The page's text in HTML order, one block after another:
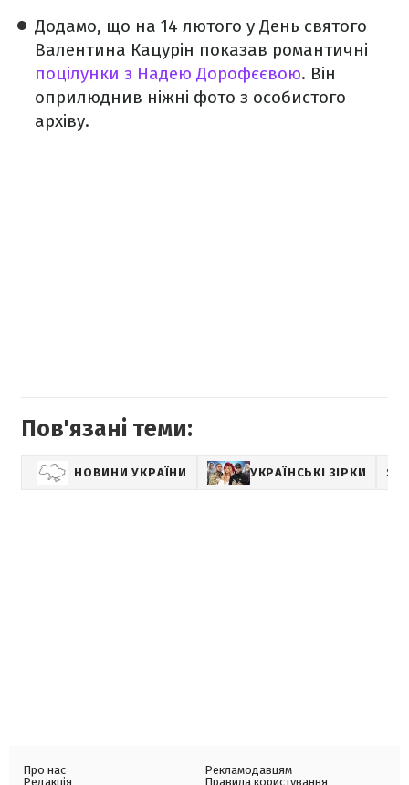
Додамо, що на 14 лютого у День святого
Валентина Кацурін показав романтичні
поцілунки з Надею Дорофєєвою. Він
оприлюднив ніжні фото з особистого
архіву.
Пов'язані теми:
НОВИНИ УКРАЇНИ УКРАЇНСЬКІ ЗІРКИ
Про нас
Редакція
Рекламодавцям
Правила користування